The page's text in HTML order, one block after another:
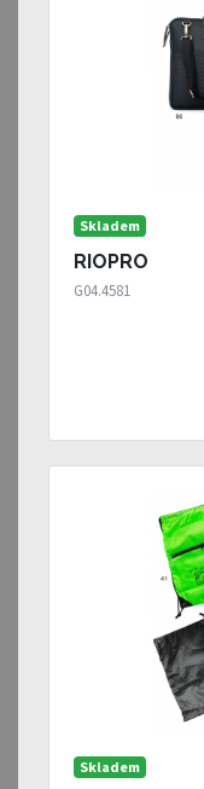
Skladem
RIOPRO
G04.4581
Skladem